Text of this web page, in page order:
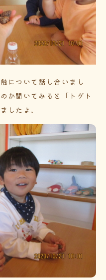
について話し合いまし
か聞いてみると「トゲト
したよ。